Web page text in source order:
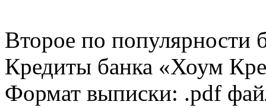
Второе по популярности
Кредиты банка «Хоум
Формат выписки: .pdf